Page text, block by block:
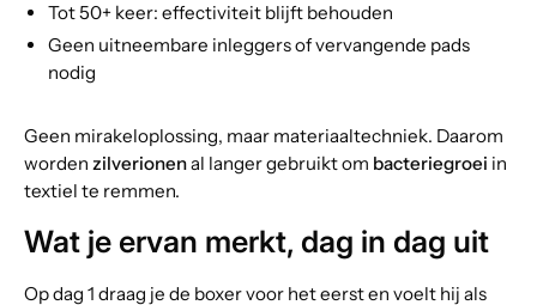
Tot 50+ keer: effectiviteit blijft behouden
Geen uitneembare inleggers of vervangende pads
nodig
Geen mirakeloplossing, maar materiaaltechniek. Daarom
worden zilverionenal langer gebruikt om bacteriegroei in
textiel te remmen.
Wat je ervan merkt, dag in dag uit
Op dag 1 draag je de boxer voor het eerst en voelt hij als